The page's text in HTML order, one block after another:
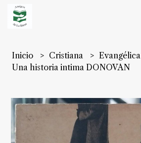
Inicio Cristiana
Evangélica
Una historia intima DONOVAN